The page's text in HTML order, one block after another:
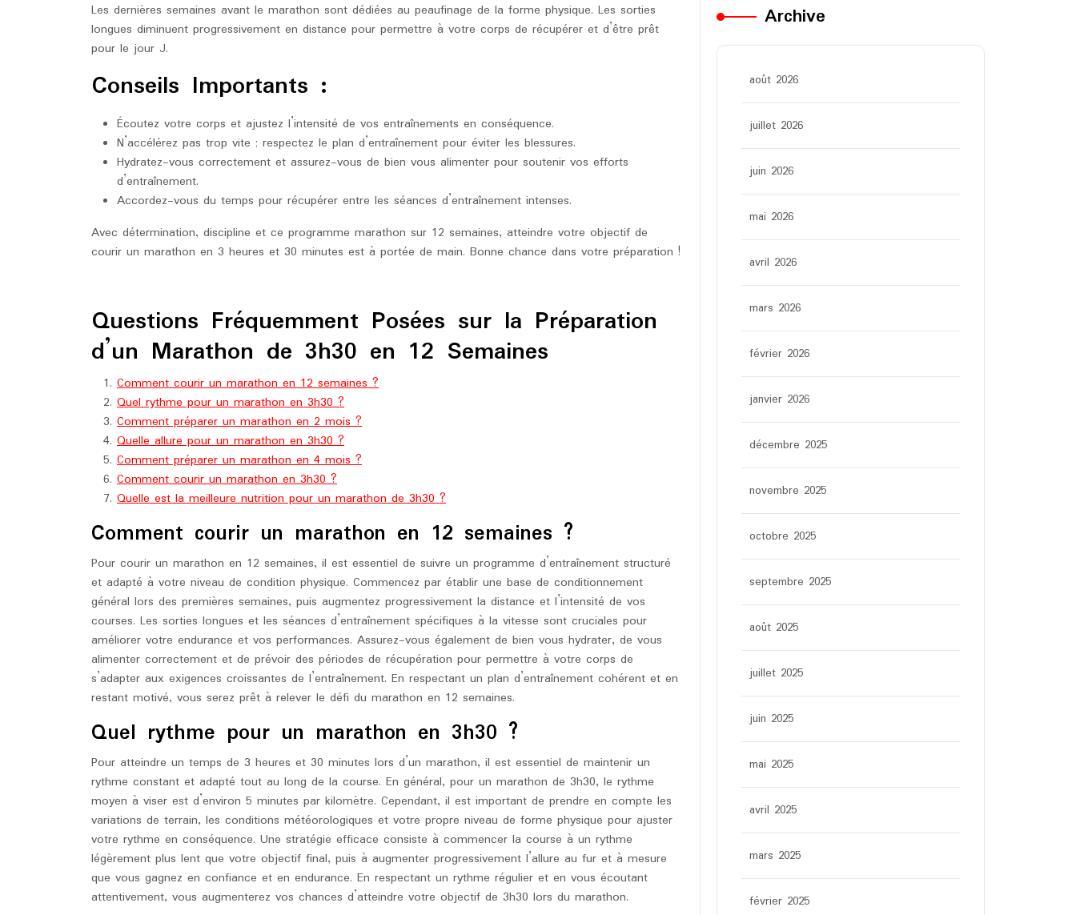
Les dernières semaines avant le marathon sont dédiées au peaufinage de la forme physique. Les sorties
longues diminuent progressivement en distance pour permettre à votre corps de récupérer et d’être prêt
pour le jour J.
Conseils Importants :
Écoutez votre corps et ajustez l’intensité de vos entraînements en conséquence.
N’accélérez pas trop vite ; respectez le plan d’entraînement pour éviter les blessures.
Hydratez-vous correctement et assurez-vous de bien vous alimenter pour soutenir vos efforts
d’entraînement.
Accordez-vous du temps pour récupérer entre les séances d’entraînement intenses.
Avec détermination, discipline et ce programme marathon sur 12 semaines, atteindre votre objectif de
courir un marathon en 3 heures et 30 minutes est à portée de main. Bonne chance dans votre préparation !
Questions Fréquemment Posées sur la Préparation
d’un Marathon de 3h30 en 12 Semaines
Comment courir un marathon en 12 semaines ?
Quel rythme pour un marathon en 3h30 ?
Comment préparer un marathon en 2 mois ?
Quelle allure pour un marathon en 3h30 ?
Comment préparer un marathon en 4 mois ?
Comment courir un marathon en 3h30 ?
Quelle est la meilleure nutrition pour un marathon de 3h30 ?
Comment courir un marathon en 12 semaines ?
Pour courir un marathon en 12 semaines, il est essentiel de suivre un programme d’entraînement structuré
et adapté à votre niveau de condition physique. Commencez par établir une base de conditionnement
général lors des premières semaines, puis augmentez progressivement la distance et l’intensité de vos
courses. Les sorties longues et les séances d’entraînement spécifiques à la vitesse sont cruciales pour
améliorer votre endurance et vos performances. Assurez-vous également de bien vous hydrater, de vous
alimenter correctement et de prévoir des périodes de récupération pour permettre à votre corps de
s’adapter aux exigences croissantes de l’entraînement. En respectant un plan d’entraînement cohérent et en
restant motivé, vous serez prêt à relever le défi du marathon en 12 semaines.
Quel rythme pour un marathon en 3h30 ?
Pour atteindre un temps de 3 heures et 30 minutes lors d’un marathon, il est essentiel de maintenir un
rythme constant et adapté tout au long de la course. En général, pour un marathon de 3h30, le rythme
moyen à viser est d’environ 5 minutes par kilomètre. Cependant, il est important de prendre en compte les
variations de terrain, les conditions météorologiques et votre propre niveau de forme physique pour ajuster
votre rythme en conséquence. Une stratégie efficace consiste à commencer la course à un rythme
légèrement plus lent que votre objectif final, puis à augmenter progressivement l’allure au fur et à mesure
que vous gagnez en confiance et en endurance. En respectant un rythme régulier et en vous écoutant
attentivement, vous augmenterez vos chances d’atteindre votre objectif de 3h30 lors du marathon.
Archive
août 2026
juillet 2026
juin 2026
mai 2026
avril 2026
mars 2026
février 2026
janvier 2026
décembre 2025
novembre 2025
octobre 2025
septembre 2025
août 2025
juillet 2025
juin 2025
mai 2025
avril 2025
mars 2025
février 2025